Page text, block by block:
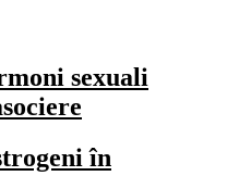
sexuali
în